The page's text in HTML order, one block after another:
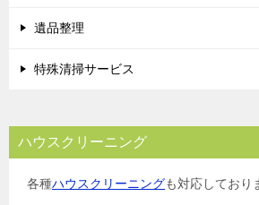
遺品整理
特殊清掃サービス
ハウスクリーニング
各種ハウスクリーニングも対応しており